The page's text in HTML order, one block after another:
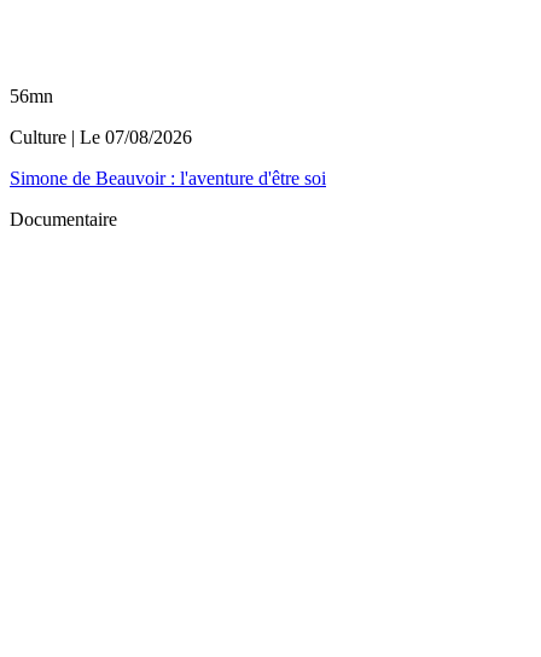
56mn
Culture | Le 07/08/2026
Simone de Beauvoir : l'aventure d'être soi
Documentaire